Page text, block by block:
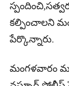
కల్పించాలని
పేర్కొన్నారు.
మంగళవారం